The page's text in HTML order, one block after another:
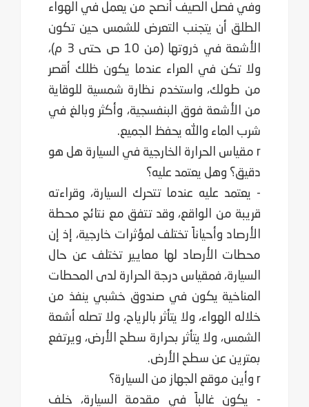
وفي فصل الصيف أنصح من يعمل في الهواء
الطلق أن يتجنب التعرض للشمس حين تكون
الأشعة في ذروتها (من 10 ص حتى 3 م)،
ولا تكن في العراء عندما يكون ظلك أقصر
من طولك، واستخدم نظارة شمسية للوقاية
من الأشعة فوق البنفسجية، وأكثر وبالغ في
شرب الماء والله يحفظ الجميع.
r مقياس الحرارة الخارجية في السيارة هل هو
دقيق؟ وهل يعتمد عليه؟
- يعتمد عليه عندما تتحرك السيارة، وقراءته
قريبة من الواقع، وقد تتفق مع نتائج محطة
الأرصاد وأحياناً تختلف لمؤثرات خارجية، إذ إن
محطات الأرصاد لها معايير تختلف عن حال
السيارة، فمقياس درجة الحرارة لدى المحطات
المناخية يكون في صندوق خشبي ينفذ من
خلاله الهواء، ولا يتأثر بالرياح، ولا تصله أشعة
الشمس، ولا يتأثر بحرارة سطح الأرض، ويرتفع
بمترين عن سطح الأرض.
- يكون غالباً في مقدمة السيارة، خلف